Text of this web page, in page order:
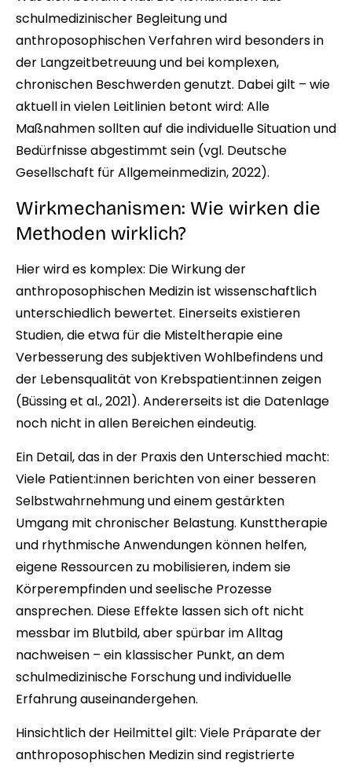
schulmedizinischer Begleitung und
anthroposophischen Verfahren wird besonders in
der Langzeitbetreuung und bei komplexen,
chronischen Beschwerden genutzt. Dabei gilt – wie
aktuell in vielen Leitlinien betont wird: Alle
Maßnahmen sollten auf die individuelle Situation und
Bedürfnisse abgestimmt sein (vgl. Deutsche
Gesellschaft für Allgemeinmedizin, 2022).
Wirkmechanismen: Wie wirken die
Methoden wirklich?
Hier wird es komplex: Die Wirkung der
anthroposophischen Medizin ist wissenschaftlich
unterschiedlich bewertet. Einerseits existieren
Studien, die etwa für die Misteltherapie eine
Verbesserung des subjektiven Wohlbefindens und
der Lebensqualität von Krebspatient:innen zeigen
(Büssing et al., 2021). Andererseits ist die Datenlage
noch nicht in allen Bereichen eindeutig.
Ein Detail, das in der Praxis den Unterschied macht:
Viele Patient:innen berichten von einer besseren
Selbstwahrnehmung und einem gestärkten
Umgang mit chronischer Belastung. Kunsttherapie
und rhythmische Anwendungen können helfen,
eigene Ressourcen zu mobilisieren, indem sie
Körperempfinden und seelische Prozesse
ansprechen. Diese Effekte lassen sich oft nicht
messbar im Blutbild, aber spürbar im Alltag
nachweisen – ein klassischer Punkt, an dem
schulmedizinische Forschung und individuelle
Erfahrung auseinandergehen.
Hinsichtlich der Heilmittel gilt: Viele Präparate der
anthroposophischen Medizin sind registrierte